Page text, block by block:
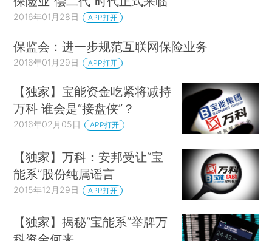
2016年01月28日 APP打开
保监会：进一步规范互联网保险业务
2016年01月29日 APP打开
【独家】宝能资金吃紧将减持
万科 谁会是“接盘侠”？
2016年02月05日 APP打开
【独家】万科：安邦受让“宝
能系”股份纯属谣言
2015年12月29日 APP打开
【独家】揭秘“宝能系”举牌万